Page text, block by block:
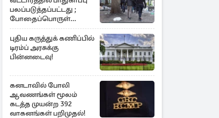
பலப்படுத்தப்பட்டது ;
போதைப்பொருள்
வலையமைப்புக்கு கடும்
அடி
புதிய கருத்துக் கணிப்பில்
டிரம்ப் அரசுக்கு
பின்னடைவு!
கனடாவில் போலி
ஆவணங்கள் மூலம்
கடத்த முயன்ற 392
வாகனங்கள் பறிமுதல்!